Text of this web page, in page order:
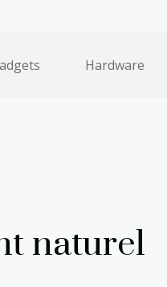
Hardware
naturel